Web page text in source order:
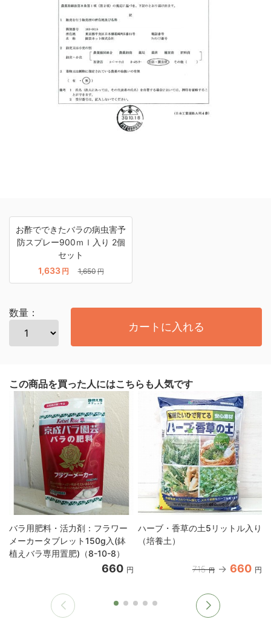
お酢でできたバラの病虫害予
防スプレー900ｍｌ入り 2個
セット
1,633 円 1,650円
数量：
カートに入れる
この商品を買った人にはこちらも人気です
バラ用肥料・活力剤：フラワー
メーカータブレット150g入(鉢
植えバラ専用置肥)（8-10-8）
660 円
ハーブ・香草の土5リットル入り
（培養土）
715 円 660 円